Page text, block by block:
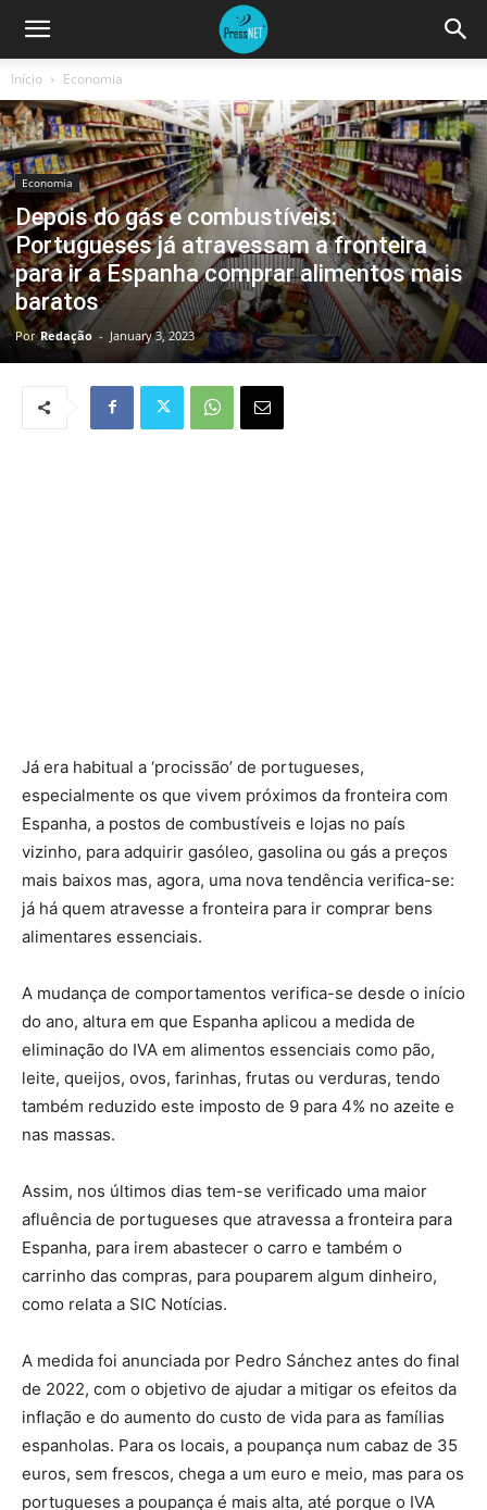
Início Economia
Economia
Depois do gás e combustíveis:
Portugueses já atravessam a fronteira
para ir a Espanha comprar alimentos mais
baratos
Por Redação - January 3, 2023
Já era habitual a ‘procissão’ de portugueses,
especialmente os que vivem próximos da fronteira com
Espanha, a postos de combustíveis e lojas no país
vizinho, para adquirir gasóleo, gasolina ou gás a preços
mais baixos mas, agora, uma nova tendência verifica-se:
já há quem atravesse a fronteira para ir comprar bens
alimentares essenciais.
A mudança de comportamentos verifica-se desde o início
do ano, altura em que Espanha aplicou a medida de
eliminação do IVA em alimentos essenciais como pão,
leite, queijos, ovos, farinhas, frutas ou verduras, tendo
também reduzido este imposto de 9 para 4% no azeite e
nas massas.
Assim, nos últimos dias tem-se verificado uma maior
afluência de portugueses que atravessa a fronteira para
Espanha, para irem abastecer o carro e também o
carrinho das compras, para pouparem algum dinheiro,
como relata a SIC Notícias.
A medida foi anunciada por Pedro Sánchez antes do final
de 2022, com o objetivo de ajudar a mitigar os efeitos da
inflação e do aumento do custo de vida para as famílias
espanholas. Para os locais, a poupança num cabaz de 35
euros, sem frescos, chega a um euro e meio, mas para os
portugueses a poupança é mais alta, até porque o IVA